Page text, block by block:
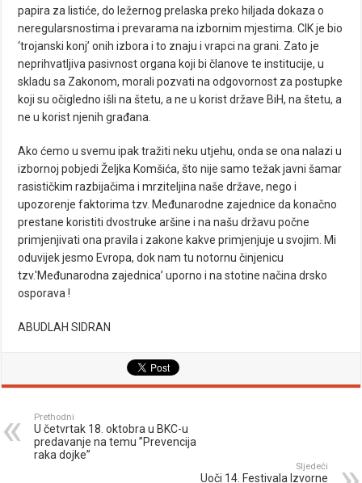
papira za listiće, do ležernog prelaska preko hiljada dokaza o
neregularsnostima i prevarama na izbornim mjestima. CIK je bio
‘trojanski konj’ onih izbora i to znaju i vrapci na grani. Zato je
neprihvatljiva pasivnost organa koji bi članove te institucije, u
skladu sa Zakonom, morali pozvati na odgovornost za postupke
koji su očigledno išli na štetu, a ne u korist države BiH, na štetu, a
ne u korist njenih građana.
Ako ćemo u svemu ipak tražiti neku utjehu, onda se ona nalazi u
izbornoj pobjedi Željka Komšića, što nije samo težak javni šamar
rasističkim razbijačima i mrziteljina naše države, nego i
upozorenje faktorima tzv. Međunarodne zajednice da konačno
prestane koristiti dvostruke aršine i na našu državu počne
primjenjivati ona pravila i zakone kakve primjenjuje u svojim. Mi
oduvijek jesmo Evropa, dok nam tu notornu činjenicu
tzv.'Međunarodna zajednica’ uporno i na stotine načina drsko
osporava !
ABUDLAH SIDRAN
Prethodni
U četvrtak 18. oktobra u BKC-u
predavanje na temu ”Prevencija
raka dojke”
Sljedeći
Uoči 14. Festivala Izvorne